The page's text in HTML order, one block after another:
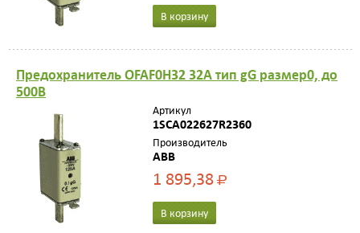
В корзину
Предохранитель OFAF0H32 32A тип gG размер0, до
500В
Артикул
1SCA022627R2360
Производитель
ABB
1 895,38Р
В корзину